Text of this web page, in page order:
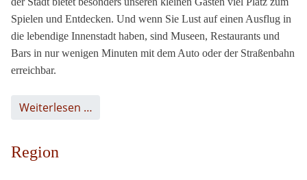
Spielen und Entdecken. Und wenn Sie Lust auf einen Ausflug in
die lebendige Innenstadt haben, sind Museen, Restaurants und
Bars in nur wenigen Minuten mit dem Auto oder der Straßenbahn
erreichbar.
Weiterlesen …
Region